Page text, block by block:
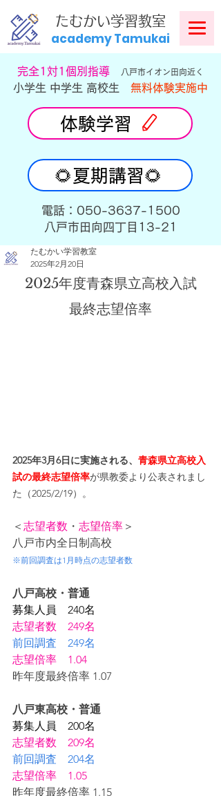
​たむかい学習教室
academy Tamukai
​完全1対1個別指導 八戸市イオン田向近く
小学生 中学生 高校生 無料体験実施中
体験学習
🌻夏期講習🌻
​電話：050-3637-1500
​八戸市田向四丁目13-21
たむかい学習教室
2025年2月20日
2025年度青森県立高校入試
最終志望倍率
2025年3月6日に実施される、 青森県立高校入
試の最終志望倍率が県教委より公表されまし
た（2025/2/19）。
＜ 志望者数 ・ 志望倍率 ＞
八戸市内全日制高校
※前回調査は1月時点の志望者数
八戸高校・普通
募集人員　240名
志望者数　249名
前回調査　249名
志望倍率　1.04
昨年度最終倍率 1.07
八戸東高校・普通
募集人員　200名
志望者数　209名
前回調査　204名
志望倍率　1.05
昨年度最終倍率 1.15